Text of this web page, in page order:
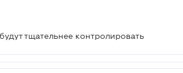
тщательнее контролировать